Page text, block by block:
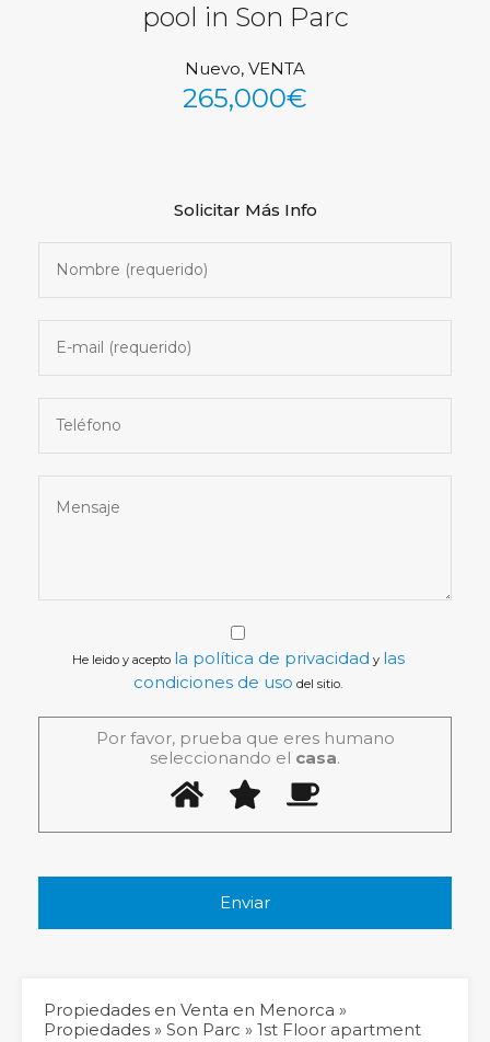
See All Photos (44)
pool in Son Parc
Nuevo, VENTA
265,000€
Solicitar Más Info
He leido y acepto la política de privacidad y las
condiciones de uso del sitio.
Por favor, prueba que eres humano
seleccionando el casa.
Propiedades en Venta en Menorca »
Propiedades » Son Parc » 1st Floor apartment